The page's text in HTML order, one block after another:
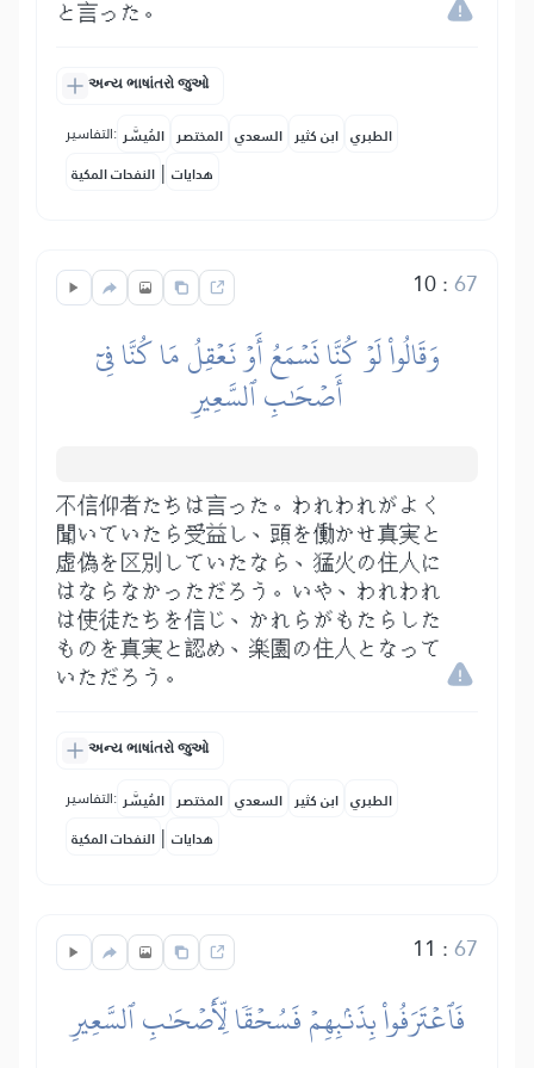
と言った。
અન્ય ભાષાંતરો જુઓ
التفاسير: المُيسَّر المختصر السعدي ابن كثير الطبري
النفحات المكية | هدايات
10:67
وَقَالُواْ لَوۡ كُنَّا نَسۡمَعُ أَوۡ نَعۡقِلُ مَا كُنَّا فِيٓ
أَصۡحَٰبِ ٱلسَّعِيرِ
不信仰者たちは言った。われわれがよく
聞いていたら受益し、頭を働かせ真実と
虚偽を区別していたなら、猛火の住人に
はならなかっただろう。いや、われわれ
は使徒たちを信じ、かれらがもたらした
ものを真実と認め、楽園の住人となって
いただろう。
અન્ય ભાષાંતરો જુઓ
التفاسير: المُيسَّر المختصر السعدي ابن كثير الطبري
النفحات المكية | هدايات
11 :67
فَٱعۡتَرَفُواْ بِذَنۢبِهِمۡ فَسُحۡقٗا لِّأَصۡحَٰبِ ٱلسَّعِيرِ